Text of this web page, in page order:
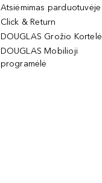
Atsiėmimas parduotuvėje
Click & Return
DOUGLAS Grožio Kortelė
DOUGLAS Mobilioji
programėlė